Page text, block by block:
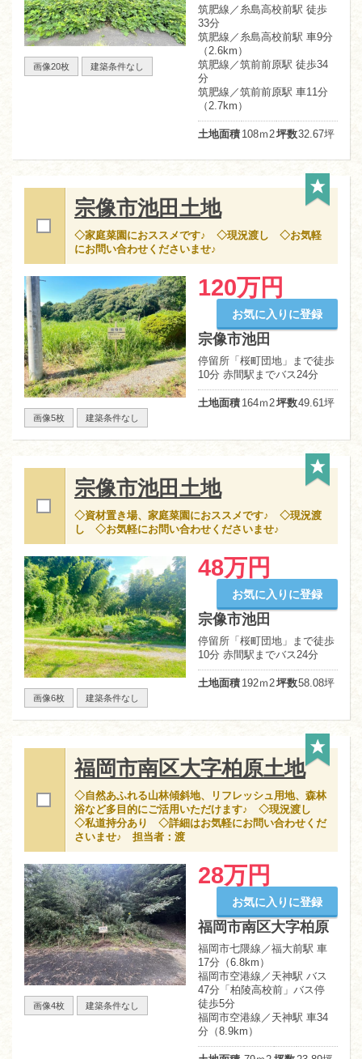
画像20枚 建築条件なし
筑肥線／糸島高校前駅 徒歩
33分
筑肥線／糸島高校前駅 車9分
（2.6km）
筑肥線／筑前前原駅 徒歩34
分
筑肥線／筑前前原駅 車11分
（2.7km）
土地面積 108ｍ2坪数32.67坪
宗像市池田土地
◇家庭菜園におススメです♪ ◇現況渡し ◇お気軽
にお問い合わせくださいませ♪
画像5枚 建築条件なし
120万円
お気に入りに登録
宗像市池田
停留所「桜町団地」まで徒歩
10分 赤間駅までバス24分
土地面積 164ｍ2坪数49.61坪
宗像市池田土地
◇資材置き場、家庭菜園におススメです♪ ◇現況渡
し ◇お気軽にお問い合わせくださいませ♪
画像6枚 建築条件なし
48万円
お気に入りに登録
宗像市池田
停留所「桜町団地」まで徒歩
10分 赤間駅までバス24分
土地面積 192ｍ2坪数58.08坪
福岡市南区大字柏原土地
◇自然あふれる山林傾斜地、リフレッシュ用地、森林
浴など多目的にご活用いただけます♪ ◇現況渡し
◇私道持分あり ◇詳細はお気軽にお問い合わせくだ
さいませ♪ 担当者：渡
画像4枚 建築条件なし
28万円
お気に入りに登録
福岡市南区大字柏原
福岡市七隈線／福大前駅 車
17分（6.8km）
福岡市空港線／天神駅 バス
47分「柏陵高校前」バス停
徒歩5分
福岡市空港線／天神駅 車34
分（8.9km）